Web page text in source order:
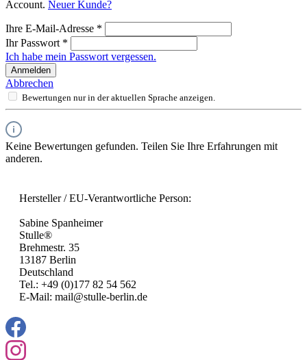
Account. Neuer Kunde?
Ihre E-Mail-Adresse *
Ihr Passwort *
Ich habe mein Passwort vergessen.
Anmelden
Abbrechen
Bewertungen nur in der aktuellen Sprache anzeigen.
Keine Bewertungen gefunden. Teilen Sie Ihre Erfahrungen mit
anderen.
Hersteller / EU-Verantwortliche Person:
Sabine Spanheimer
Stulle®
Brehmestr. 35
13187 Berlin
Deutschland
Tel.: +49 (0)177 82 54 562
E-Mail: mail@stulle-berlin.de